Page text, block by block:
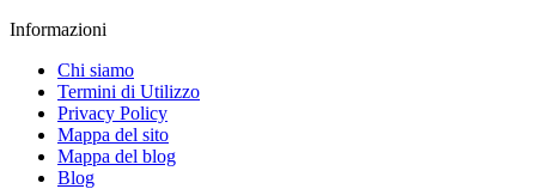
Informazioni
Chi siamo
Termini di Utilizzo
Privacy Policy
Mappa del sito
Mappa del blog
Blog